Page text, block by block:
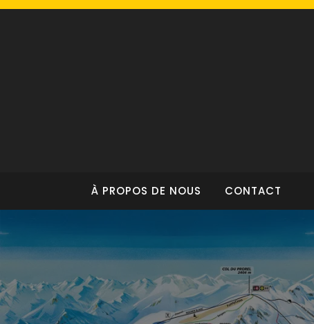
Skip
À PROPOS DE NOUS CONTACT